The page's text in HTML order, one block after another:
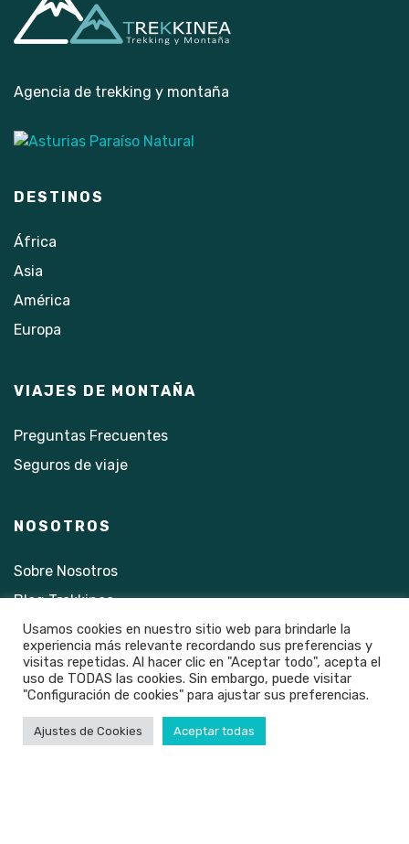
Agencia de trekking y montaña
DESTINOS
África
Asia
América
Europa
VIAJES DE MONTAÑA
Preguntas Frecuentes
Seguros de viaje
NOSOTROS
Sobre Nosotros
Blog Trekkinea
Contacto
Usamos cookies en nuestro sitio web para brindarle la
experiencia más relevante recordando sus preferencias y
visitas repetidas. Al hacer clic en "Aceptar todo", acepta el
uso de TODAS las cookies. Sin embargo, puede visitar
"Configuración de cookies" para ajustar sus preferencias.
Ajustes de Cookies Aceptar todas